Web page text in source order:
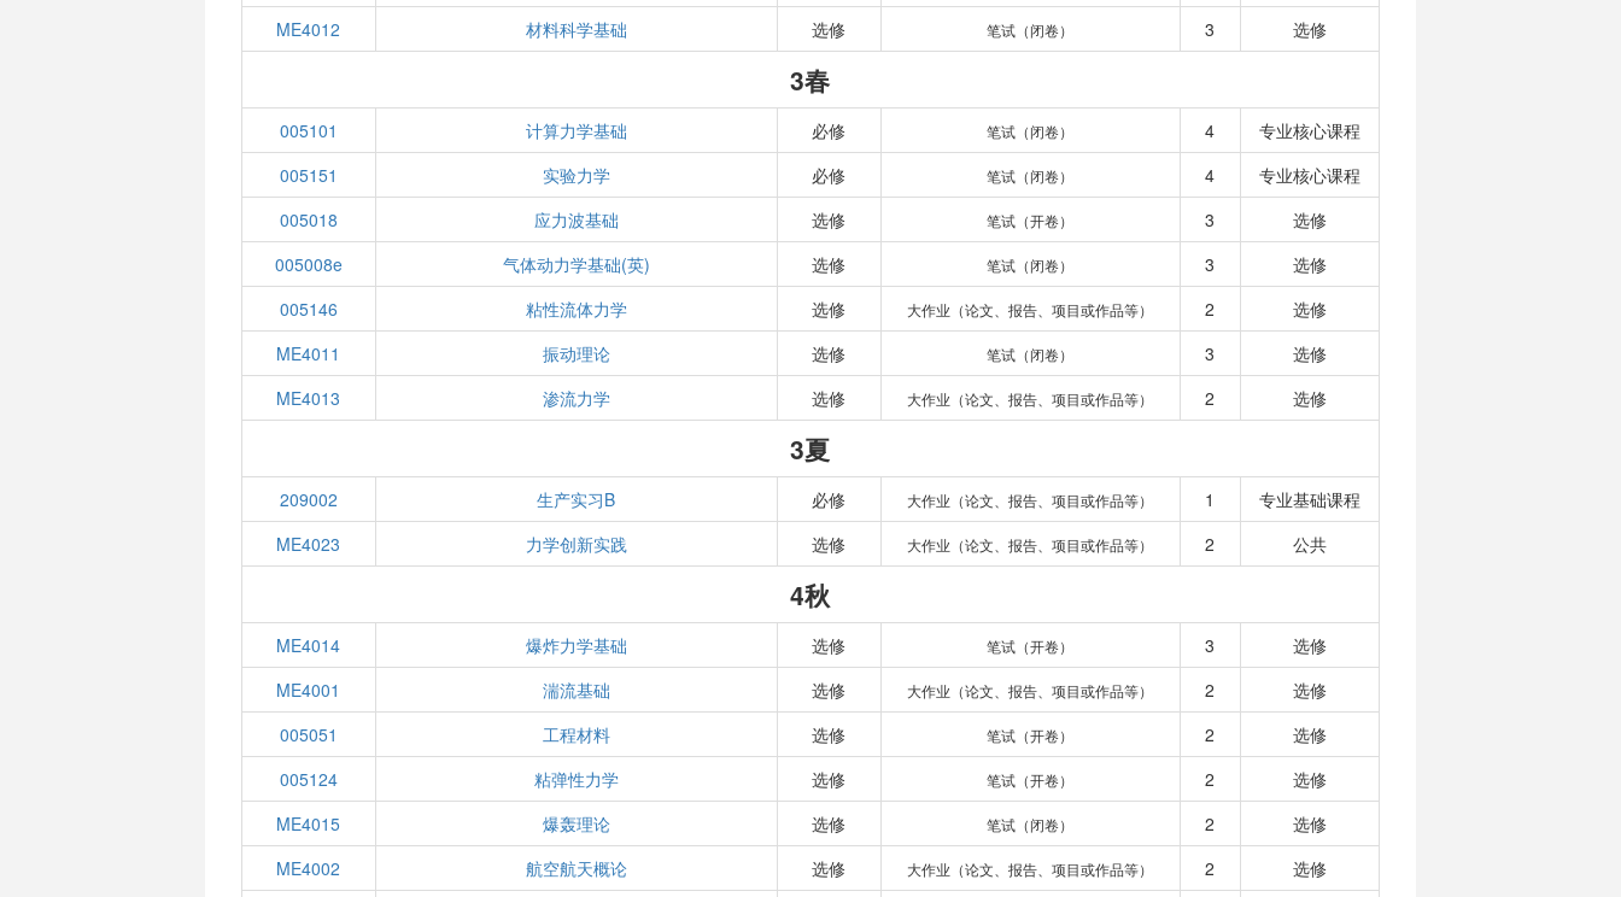
ME4012
材料科学基础 选修 笔试（闭卷） 3 选修
3春
005101 计算力学基础 必修 笔试（闭卷） 4
专业核心课程
005151
实验力学 必修 笔试（闭卷） 4
专业核心课程
005018
应力波基础 选修 笔试（开卷） 3
选修
005008e
气体动力学基础(英) 选修 笔试（闭卷） 3
选修
005146
粘性流体力学 选修 大作业（论文、报告、项目或作品等） 2
选修
ME4011
振动理论 选修 笔试（闭卷） 3
选修
ME4013
渗流力学 选修 大作业（论文、报告、项目或作品等） 2 选修
3夏
209002 生产实习B 必修 大作业（论文、报告、项目或作品等） 1
专业基础课程
ME4023
力学创新实践 选修 大作业（论文、报告、项目或作品等） 2 公共
4秋
ME4014 爆炸力学基础 选修 笔试（开卷） 3
选修
ME4001
湍流基础 选修 大作业（论文、报告、项目或作品等） 2
选修
005051
工程材料 选修 笔试（开卷） 2
选修
005124
粘弹性力学 选修 笔试（开卷） 2
选修
ME4015
爆轰理论 选修 笔试（闭卷） 2
选修
ME4002
航空航天概论 选修 大作业（论文、报告、项目或作品等） 2 选修